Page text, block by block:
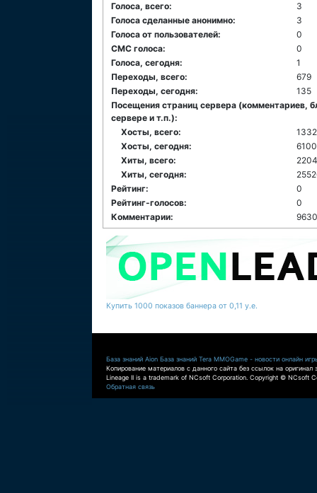
Голоса, всего:
3
Голоса сделанные анонимно:
3
Голоса от пользователей:
0
СМС голоса:
0
Голоса, сегодня:
1
Переходы, всего:
679
Переходы, сегодня:
135
Посещения страниц сервера (комментариев,
сервере и т.п.):
Хосты, всего:
Хосты, сегодня:
Хиты, всего:
Хиты, сегодня:
Рейтинг:
0
Рейтинг-голосов:
0
Комментарии:
Купить 1000 показов баннера от 0,11 у.е.
База знаний Aion База знаний Tera MMOGame - новости онлайн
Копирование материалов с данного сайта без ссылок на оригинал
Lineage II is a trademark of NCsoft Corporation. Copyright © NCsoft
Обратная связь